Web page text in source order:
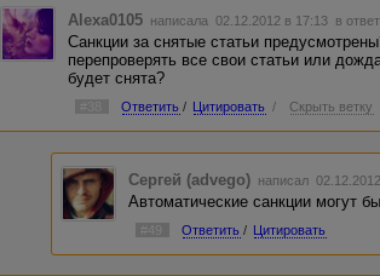
Alexa0105 написала 02.12.2012 в 17:13 в
Санкции за снятые статьи
перепроверять все свои статьи или
будет снята?
Ответить / Цитировать / Скрыть ветку
Сергей (advego) написал
Автоматические санкции могут
#49 Ответить / Цитировать